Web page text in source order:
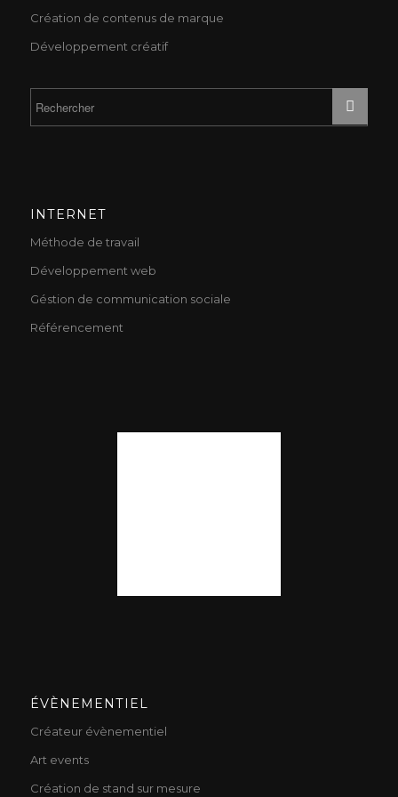
Création de contenus de marque
Développement créatif
INTERNET
Méthode de travail
Développement web
Géstion de communication sociale
Référencement
ÉVÈNEMENTIEL
Créateur évènementiel
Art events
Création de stand sur mesure